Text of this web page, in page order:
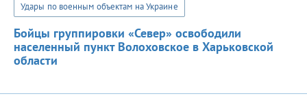
Удары по военным объектам на Украине
Бойцы группировки «Север» освободили
населенный пункт Волоховское в Харьковской
области